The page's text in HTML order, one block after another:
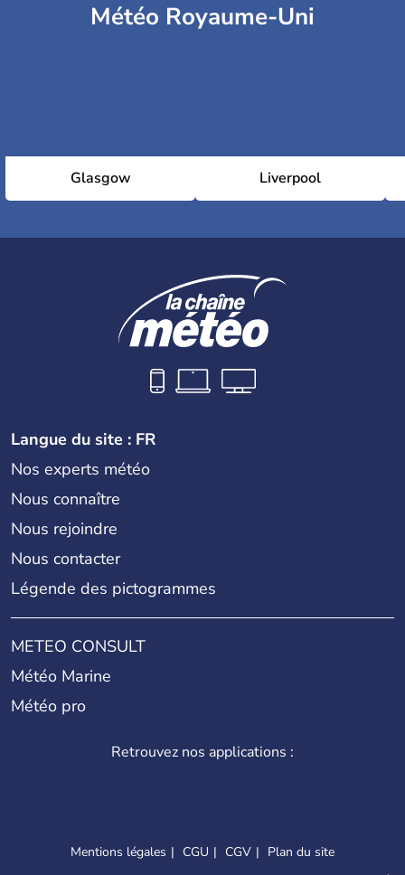
Météo Royaume-Uni
Glasgow Liverpool
Langue du site : FR
Nos experts météo
Nous connaître
Nous rejoindre
Nous contacter
Légende des pictogrammes
METEO CONSULT
Météo Marine
Météo pro
Retrouvez nos applications :
Mentions légales CGU CGV
Plan du site